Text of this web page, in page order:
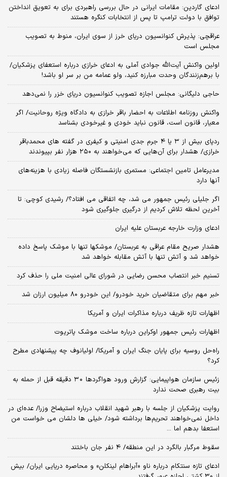
ادعای گاردین: مقامات ایرانی در حال بررسی راهبردی برای به تعویق انداختن
توافق با دولت ترامپ تا پس از انتخابات کنگره هستند
عراقچی: پذیرش کنوانسیون دریای خرز از سوی ایران، منوط به تصویب
مجلس است
اولین واکنش آیت‌الله جوادی آملی به ادعای خرازی درباره استعفای پزشکیان/
با برهم‌زنندگان وحدت مبارزه کنید، ولو عمامه من بر سر او باشد!
حاجی دلیگانی: مجلس اجازه تصویب کنوانسیون دریای خزر را نمی‌دهد
واکنش روزنامه اطلاعات به احضار باقر خرازی به دادگاه ویژه روحانیت/ اگر
معیار، قانون است، قانون نباید خودی و غیرخودی بشناسد
ردپای بیش از ۳ یا ۴ جرم جدی امنیتی و کیفری در گفته های محمدباقر
خرازی/ هشدار برای آن‌هایی که می‌خواهند به ۲۵۰ هزار نفر بپیوندند
مدیرعامل تامین اجتماعی: مستمری بازنشستگان فاصله زیادی با هزینه‌های
آنها دارد
اگر جلیلی رئیس جمهور می شد، چه اتفاقی می افتاد؟/ رشیدی کوچی: تا
آخرین لحظه تلاش کردیم از درگیری جلوگیری شود
ادعای وزارت خارجه عربستان علیه ایران
هشدار صریح مقام عراقی به عربستان/ موشکها تنها با موشک پاسخ داده
خواهد شد و آتش تنها با آتش مقابله خواهد شد
تسنیم خبر انتصاب محسن رضایی در شورای عالی امنیت ملی را حذف کرد
خبر مهم برای متقاضیان خرید خودرو/ این خودرو ۸۰ میلیون ارزان شد
اظهارات تازه ظریف درباره مذاکرات ایران و آمریکا
اظهارات رئیس جمهور اوکراین درباره ساخت موشک پاتریوت
راه‌حل روسیه برای پایان جنگ ایران و آمریکا/ اولیانوف چه پیشنهادی مطرح
کرد؟
زئیس سازمان هواپیمایی: گزارش ورود هواگردها ٣٠ دقیقه قبل از حمله به
بیت رهبری صحت ندارد
روایت پزشکیان از جلسه با رهبر شهید انقلاب درباره استیضاح وزرا/ عده‌ای در
داخل نمی‌خواهند تحریم‌ها برداشته شود/ خیلی ها دلشان می خواست من
استعفا بدهم اما ...
سقوط مرگبار بالگرد در این منطقه/ ۴ نفر جان باختند
ادعای تازه سنتکام درباره ناو «آبراهام لینکلن» و محاصره دریایی ایران/ بیش